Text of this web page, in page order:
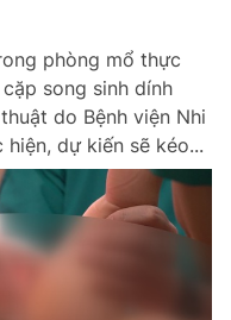
phòng mổ thực
song sinh dính
do Bệnh viện Nhi
dự kiến sẽ kéo...